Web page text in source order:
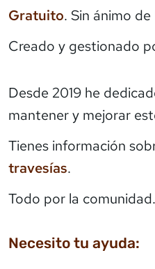
Gratuito. Sin ánimo de
Creado y gestionado
Desde 2019 he
mantener y mejorar
Tienes información
travesías.
Todo por la comunidad.
Necesito tu ayuda: